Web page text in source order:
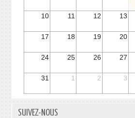
10 11 12 13
17 18 19 20
24 25 26 27
31 1 2 3
SUIVEZ-NOUS